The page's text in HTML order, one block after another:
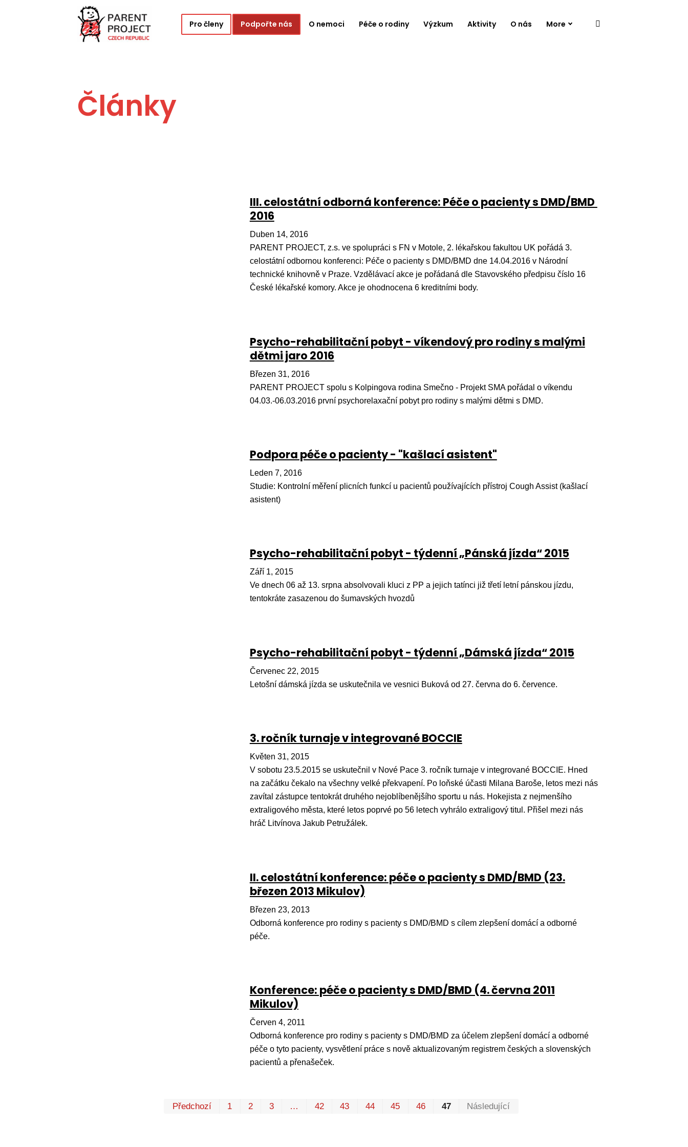
Pro členy Podpořte nás O nemoci Péče o rodiny Výzkum Aktivity O nás More
Články
III. celostátní odborná konference: Péče o pacienty s DMD/BMD
2016
Duben 14, 2016
PARENT PROJECT, z.s. ve spolupráci s FN v Motole, 2. lékařskou fakultou UK pořádá 3.
celostátní odbornou konferenci: Péče o pacienty s DMD/BMD dne 14.04.2016 v Národní
technické knihovně v Praze. Vzdělávací akce je pořádaná dle Stavovského předpisu číslo 16
České lékařské komory. Akce je ohodnocena 6 kreditními body.
Psycho-rehabilitační pobyt - víkendový pro rodiny s malými
dětmi jaro 2016
Březen 31, 2016
PARENT PROJECT spolu s Kolpingova rodina Smečno - Projekt SMA pořádal o víkendu
04.03.-06.03.2016 první psychorelaxační pobyt pro rodiny s malými dětmi s DMD.
Podpora péče o pacienty - "kašlací asistent"
Leden 7, 2016
Studie: Kontrolní měření plicních funkcí u pacientů používajících přístroj Cough Assist (kašlací
asistent)
Psycho-rehabilitační pobyt - týdenní „Pánská jízda“ 2015
Září 1, 2015
Ve dnech 06 až 13. srpna absolvovali kluci z PP a jejich tatínci již třetí letní pánskou jízdu,
tentokráte zasazenou do šumavských hvozdů
Psycho-rehabilitační pobyt - týdenní „Dámská jízda“ 2015
Červenec 22, 2015
Letošní dámská jízda se uskutečnila ve vesnici Buková od 27. června do 6. července.
3. ročník turnaje v integrované BOCCIE
Květen 31, 2015
V sobotu 23.5.2015 se uskutečnil v Nové Pace 3. ročník turnaje v integrované BOCCIE. Hned
na začátku čekalo na všechny velké překvapení. Po loňské účasti Milana Baroše, letos mezi nás
zavítal zástupce tentokrát druhého nejoblíbenějšího sportu u nás. Hokejista z nejmenšího
extraligového města, které letos poprvé po 56 letech vyhrálo extraligový titul. Přišel mezi nás
hráč Litvínova Jakub Petružálek.
II. celostátní konference: péče o pacienty s DMD/BMD (23.
březen 2013 Mikulov)
Březen 23, 2013
Odborná konference pro rodiny s pacienty s DMD/BMD s cílem zlepšení domácí a odborné
péče.
Konference: péče o pacienty s DMD/BMD (4. června 2011
Mikulov)
Červen 4, 2011
Odborná konference pro rodiny s pacienty s DMD/BMD za účelem zlepšení domácí a odborné
péče o tyto pacienty, vysvětlení práce s nově aktualizovaným registrem českých a slovenských
pacientů a přenašeček.
Předchozí 1 2 3 … 42 43 44 45 46 47 Následující